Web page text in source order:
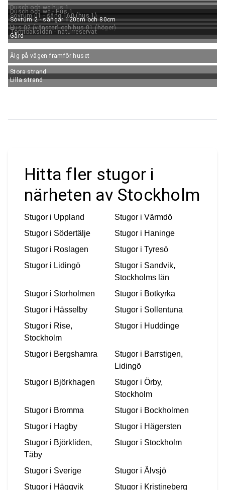
Dusch och wc hus 1
Dusch och wc - Hus 1
Sovrum 01 - säng 160 (hus 1)
Sovrum 2 - sängar 120cm och 80cm
Hus 02 (vänster) och hus 01 (höger)
Tomtbaksidan - naturreservat
Gård
Älg på vägen framför huset
Stora strand
Lilla strand
Hitta fler stugor i
närheten av Stockholm
Stugor i Uppland Stugor i Värmdö
Stugor i Södertälje Stugor i Haninge
Stugor i Roslagen Stugor i Tyresö
Stugor i Lidingö Stugor i Sandvik,
Stockholms län
Stugor i Storholmen Stugor i Botkyrka
Stugor i Hässelby Stugor i Sollentuna
Stugor i Rise,
Stockholm
Stugor i Huddinge
Stugor i Bergshamra Stugor i Barrstigen,
Lidingö
Stugor i Björkhagen Stugor i Örby,
Stockholm
Stugor i Bromma Stugor i Bockholmen
Stugor i Hagby Stugor i Hägersten
Stugor i Björkliden,
Täby
Stugor i Stockholm
Stugor i Sverige Stugor i Älvsjö
Stugor i Häggvik Stugor i Kristineberg